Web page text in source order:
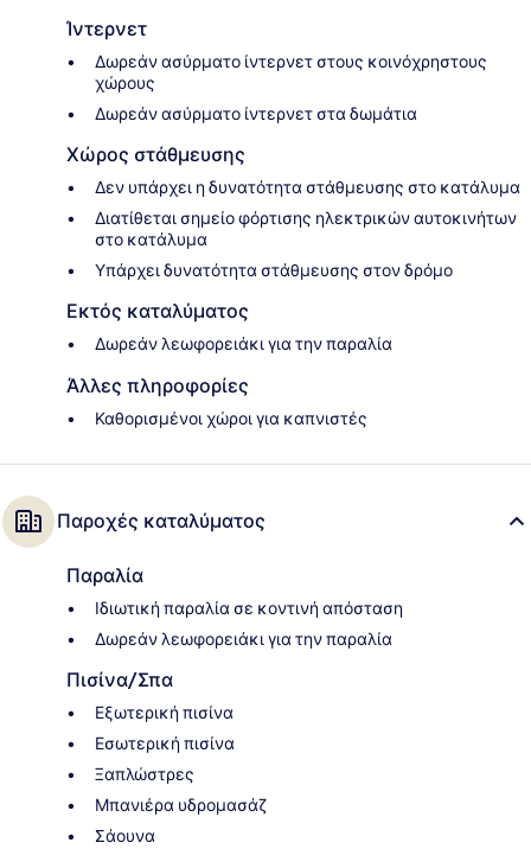
Ίντερνετ
Δωρεάν ασύρματο ίντερνετ στους κοινόχρηστους
χώρους
Δωρεάν ασύρματο ίντερνετ στα δωμάτια
Χώρος στάθμευσης
Δεν υπάρχει η δυνατότητα στάθμευσης στο κατάλυμα
Διατίθεται σημείο φόρτισης ηλεκτρικών αυτοκινήτων
στο κατάλυμα
Υπάρχει δυνατότητα στάθμευσης στον δρόμο
Εκτός καταλύματος
Δωρεάν λεωφορειάκι για την παραλία
Άλλες πληροφορίες
Καθορισμένοι χώροι για καπνιστές
Παροχές καταλύματος
Παραλία
Ιδιωτική παραλία σε κοντινή απόσταση
Δωρεάν λεωφορειάκι για την παραλία
Πισίνα/Σπα
Εξωτερική πισίνα
Εσωτερική πισίνα
Ξαπλώστρες
Μπανιέρα υδρομασάζ
Σάουνα